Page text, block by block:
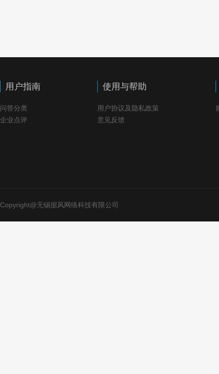
用户指南
问答分类
企业点评
使用与帮助
用户协议及隐私政策
意见反馈
Copyright@无锡据风网络科技有限公司